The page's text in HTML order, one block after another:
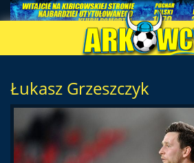
Łukasz Grzeszczyk